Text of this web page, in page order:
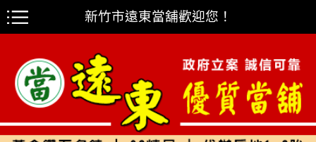
新竹市遠東當舖歡迎您！